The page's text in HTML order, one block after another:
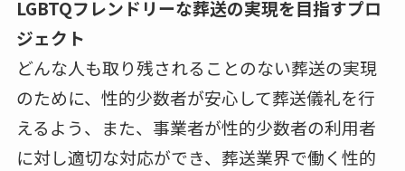
LGBTQフレンドリーな葬送の実現を目指すプロ
ジェクト
どんな人も取り残されることのない葬送の実現
のために、性的少数者が安心して葬送儀礼を行
えるよう、また、事業者が性的少数者の利用者
に対し適切な対応ができ、葬送業界で働く性的